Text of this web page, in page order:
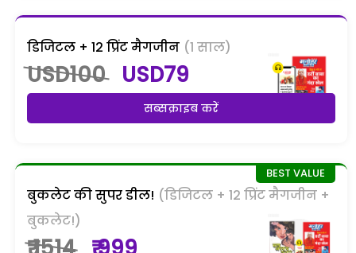
डिजिटल + 12 प्रिंट मैगजीन (1 साल)
USD100 USD79
सब्सक्राइब करें
बुकलेट की सुपर डील! (डिजिटल + 12 प्रिंट मैगजीन +
बुकलेट!)